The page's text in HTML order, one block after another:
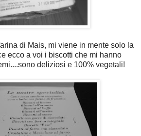
di Mais, mi viene in mente solo la
ecco a voi i biscotti che mi hanno
deliziosi e 100% vegetali!